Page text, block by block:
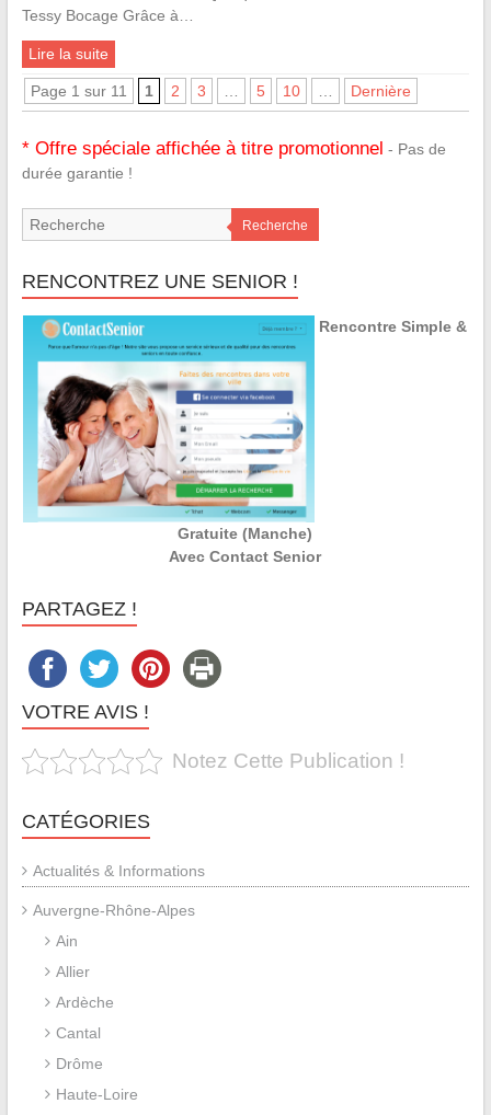
Tessy Bocage Grâce à…
Lire la suite
Page 1 sur 11 1 2 3 … 5 10 … Dernière
* Offre spéciale affichée à titre promotionnel - Pas de
durée garantie !
Recherche
RENCONTREZ UNE SENIOR !
Rencontre Simple &
Gratuite (Manche)
Avec Contact Senior
PARTAGEZ !
VOTRE AVIS !
Notez Cette Publication !
CATÉGORIES
Actualités & Informations
Auvergne-Rhône-Alpes
Ain
Allier
Ardèche
Cantal
Drôme
Haute-Loire